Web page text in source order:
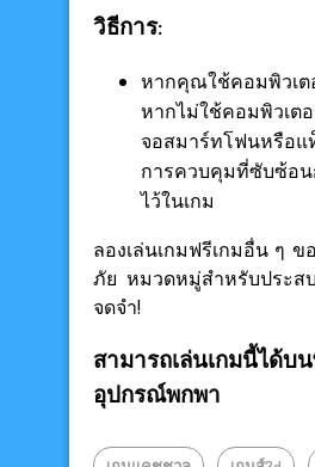
วิธีการ:
หากคุณใช้คอมพิวเ
หากไม่ใช้คอมพิวเต
จอสมาร์ทโฟนหรือ
การควบคุมที่ซับซ้อ
ไว้ในเกม
ลองเล่นเกมฟรีเกมอื่น ๆ ข
ภัย หมวดหมู่สำหรับประส
จดจำ!
สามารถเล่นเกมนี้ได้บ
อุปกรณ์พกพา